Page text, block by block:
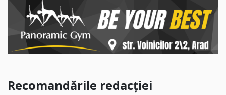
Recomandările redacției